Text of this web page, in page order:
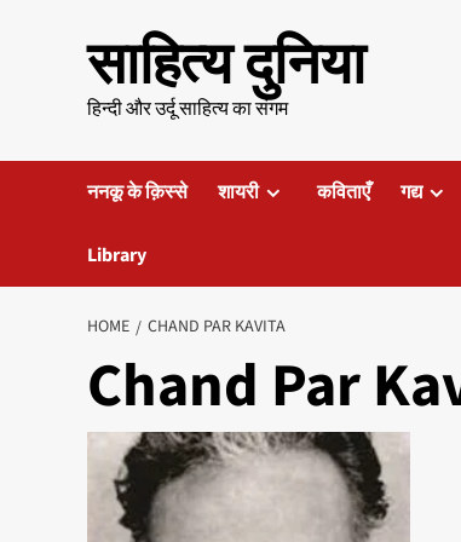
साहित्य दुनिया
हिन्दी और उर्दू साहित्य का संगम
ननकू के क़िस्से शायरी कविताएँ गद्य
Library
HOME CHAND PAR KAVITA
Chand Par